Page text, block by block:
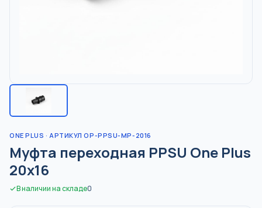
ONE PLUS · АРТИКУЛ OP-PPSU-MP-2016
Муфта переходная PPSU One Plus
20x16
В наличии на складе0